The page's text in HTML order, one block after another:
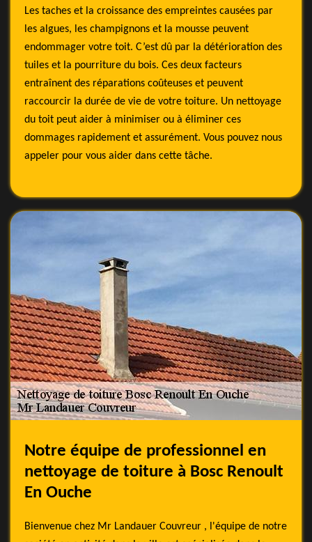
Les taches et la croissance des empreintes causées par
les algues, les champignons et la mousse peuvent
endommager votre toit. C’est dû par la détérioration des
tuiles et la pourriture du bois. Ces deux facteurs
entraînent des réparations coûteuses et peuvent
raccourcir la durée de vie de votre toiture. Un nettoyage
du toit peut aider à minimiser ou à éliminer ces
dommages rapidement et assurément. Vous pouvez nous
appeler pour vous aider dans cette tâche.
Notre équipe de professionnel en
nettoyage de toiture à Bosc Renoult
En Ouche
Bienvenue chez Mr Landauer Couvreur , l'équipe de notre